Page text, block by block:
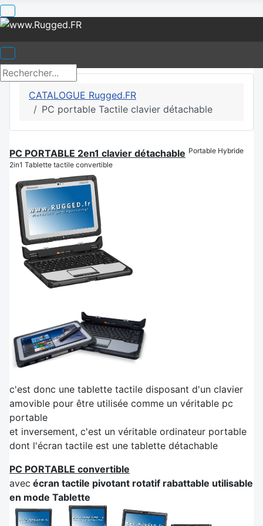
CATALOGUE Rugged.FR
PC portable Tactile clavier détachable
PC PORTABLE 2en1 clavier détachable Portable Hybride
2in1 Tablette tactile convertible
c'est donc une tablette tactile disposant d'un clavier
amovible pour être utilisée comme un véritable pc
portable
et inversement, c'est un véritable ordinateur portable
dont l'écran tactile est une tablette détachable
PC PORTABLE convertible
avec écran tactile pivotant rotatif rabattable utilisable
en mode Tablette